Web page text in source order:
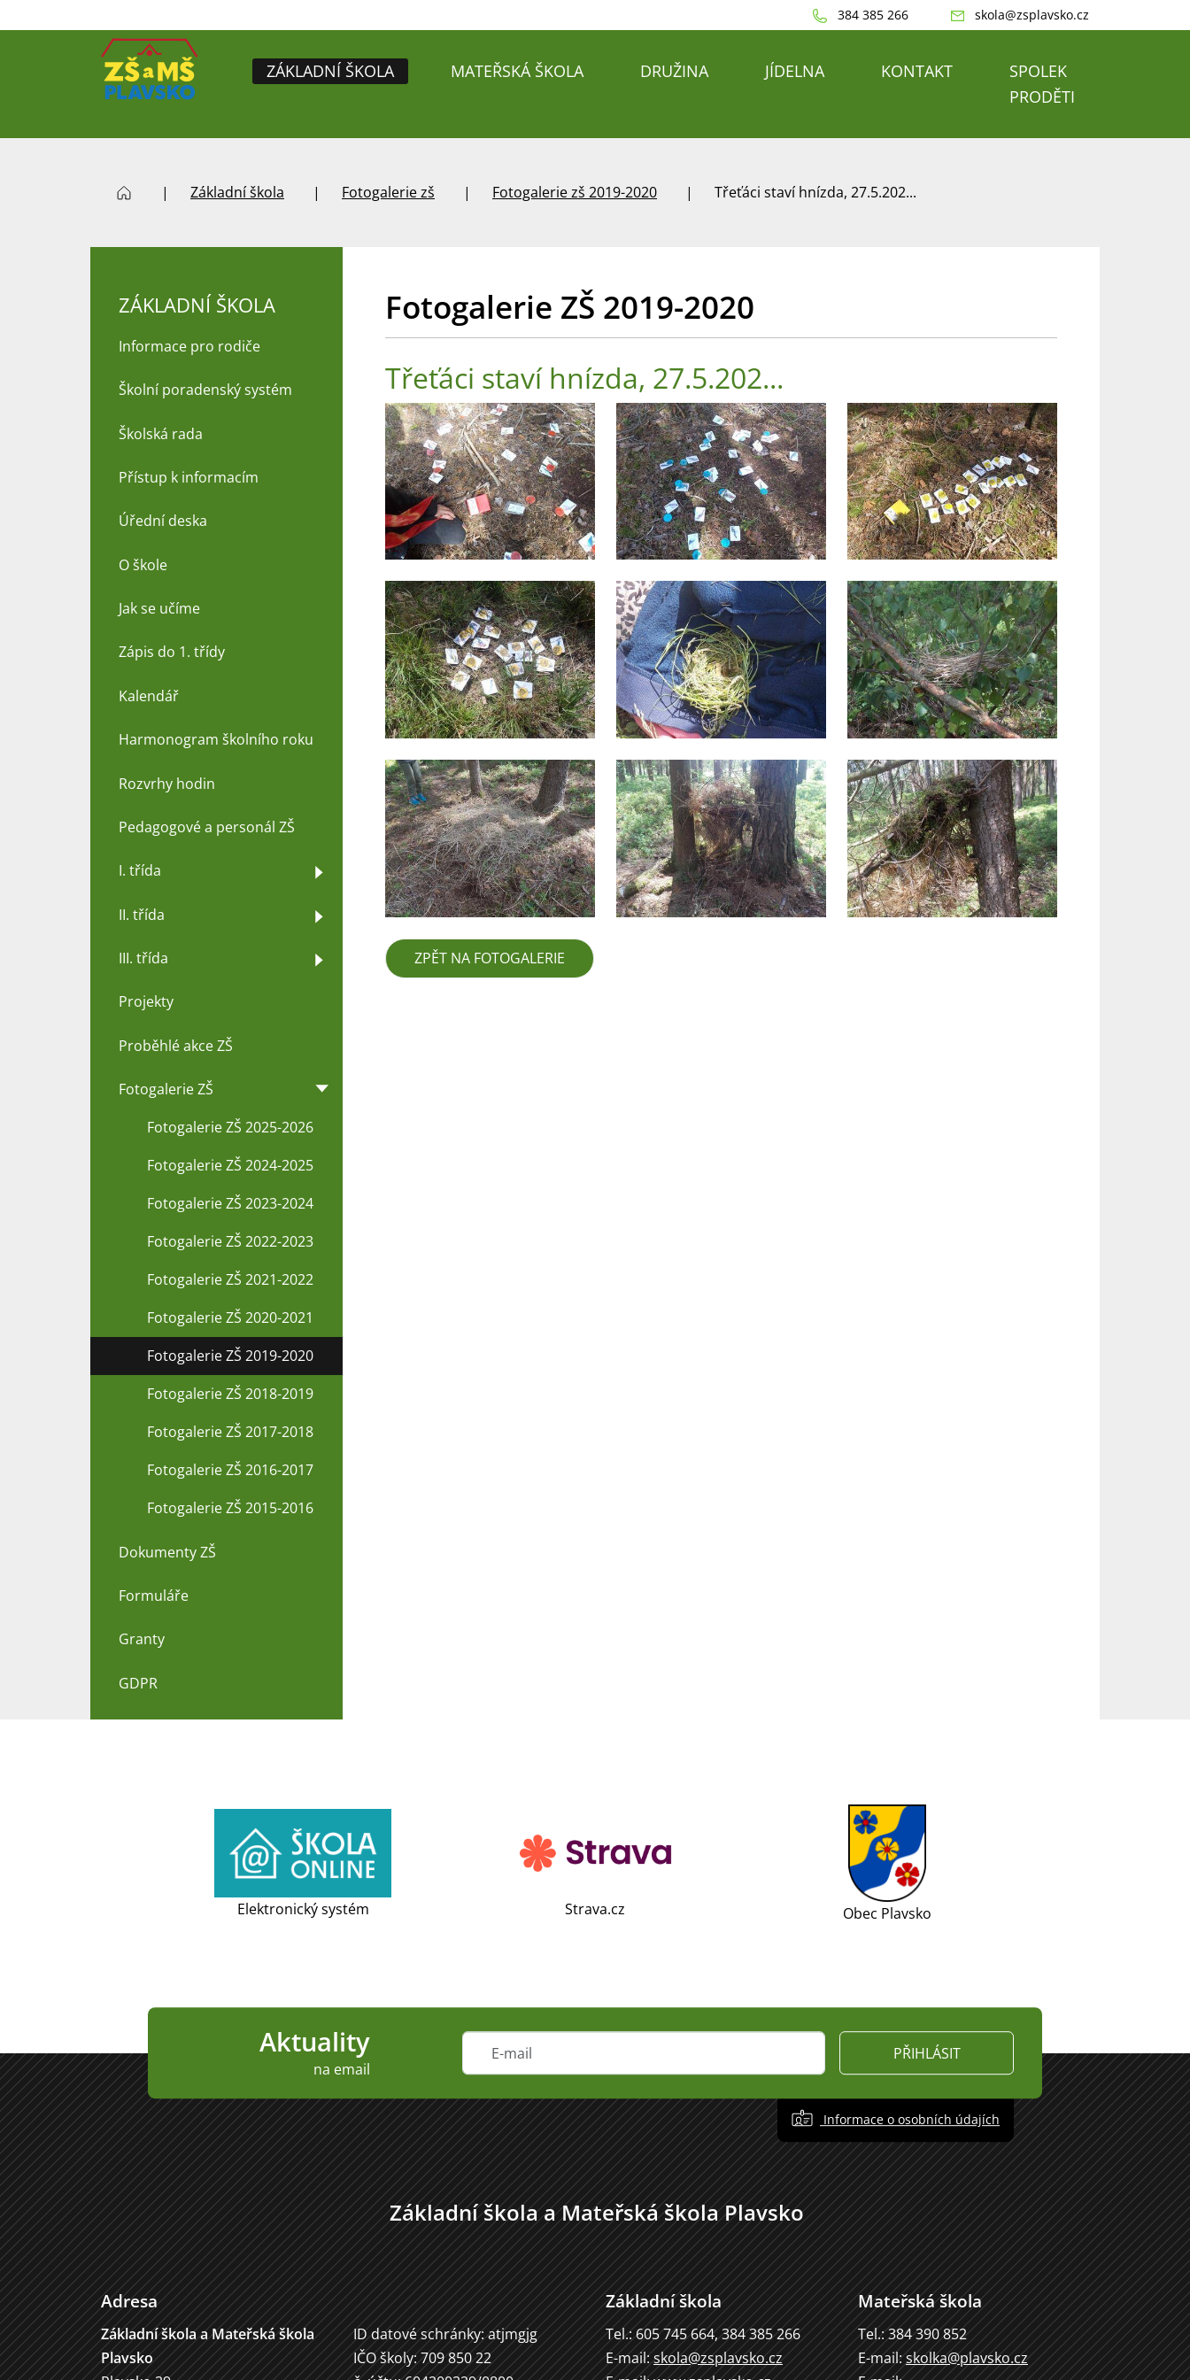
384 385 266 skola@zsplavsko.cz
ZÁKLADNÍ ŠKOLA MATEŘSKÁ ŠKOLA DRUŽINA JÍDELNA KONTAKT
SPOLEK
PRODĚTI
Základní škola Fotogalerie zš Fotogalerie zš 2019-2020 Třeťáci staví hnízda, 27.5.202...
Fotogalerie ZŠ 2019-2020
Třeťáci staví hnízda, 27.5.202...
ZPĚT NA FOTOGALERIE
ZÁKLADNÍ ŠKOLA
Informace pro rodiče
Školní poradenský systém
Školská rada
Přístup k informacím
Úřední deska
O škole
Jak se učíme
Zápis do 1. třídy
Kalendář
Harmonogram školního roku
Rozvrhy hodin
Pedagogové a personál ZŠ
I. třída
II. třída
III. třída
Projekty
Proběhlé akce ZŠ
Fotogalerie ZŠ
Fotogalerie ZŠ 2025-2026
Fotogalerie ZŠ 2024-2025
Fotogalerie ZŠ 2023-2024
Fotogalerie ZŠ 2022-2023
Fotogalerie ZŠ 2021-2022
Fotogalerie ZŠ 2020-2021
Fotogalerie ZŠ 2019-2020
Fotogalerie ZŠ 2018-2019
Fotogalerie ZŠ 2017-2018
Fotogalerie ZŠ 2016-2017
Fotogalerie ZŠ 2015-2016
Dokumenty ZŠ
Formuláře
Granty
GDPR
Elektronický systém Strava.cz Obec Plavsko
Aktuality
na email
PŘIHLÁSIT
Informace o osobních údajích
Základní škola a Mateřská škola Plavsko
Adresa
Základní škola a Mateřská škola
Plavsko
ID datové schránky: atjmgjg
IČO školy: 709 850 22
Základní škola
Tel.: 605 745 664, 384 385 266
E-mail: skola@zsplavsko.cz
Mateřská škola
Tel.: 384 390 852
E-mail: skolka@plavsko.cz